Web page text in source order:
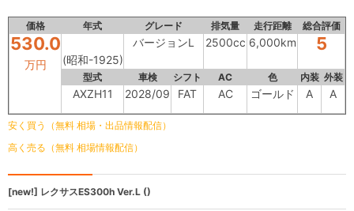
価格 年式 グレード 排気量 走行距離 総合評価
530.0
万円 (昭和-1925)
バージョンL 2500cc 6,000km 5
型式 車検 シフト AC 色 内装 外装
AXZH11 2028/09 FAT AC ゴールド A A
安く買う（無料 相場・出品情報配信）
高く売る（無料 相場情報配信）
[new!] レクサスES300h Ver.L ()